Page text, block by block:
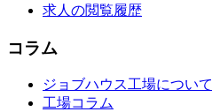
求人の閲覧履歴
コラム
ジョブハウス工場について
工場コラム